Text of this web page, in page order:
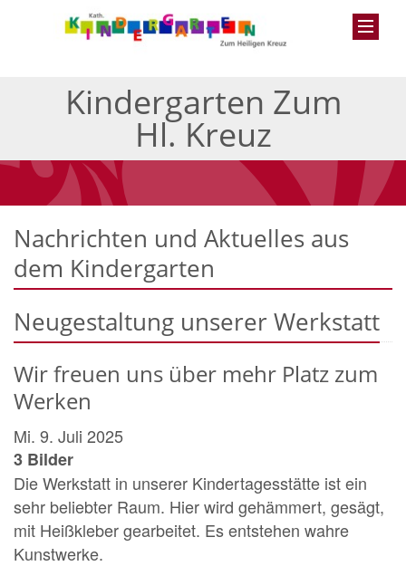
Kindergarten Zum
Hl. Kreuz
Nachrichten und Aktuelles aus
dem Kindergarten
Neugestaltung unserer Werkstatt
Wir freuen uns über mehr Platz zum
Werken
Mi. 9. Juli 2025
3 Bilder
Die Werkstatt in unserer Kindertagesstätte ist ein
sehr beliebter Raum. Hier wird gehämmert, gesägt,
mit Heißkleber gearbeitet. Es entstehen wahre
Kunstwerke.